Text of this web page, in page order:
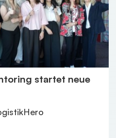
startet neue